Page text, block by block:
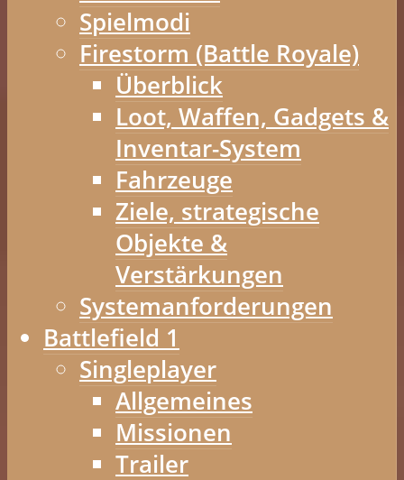
Spielmodi
Firestorm (Battle Royale)
Überblick
Loot, Waffen, Gadgets &
Inventar-System
Fahrzeuge
Ziele, strategische
Objekte &
Verstärkungen
Systemanforderungen
Battlefield 1
Singleplayer
Allgemeines
Missionen
Trailer